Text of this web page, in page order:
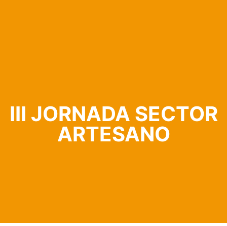
III JORNADA SECTOR
ARTESANO